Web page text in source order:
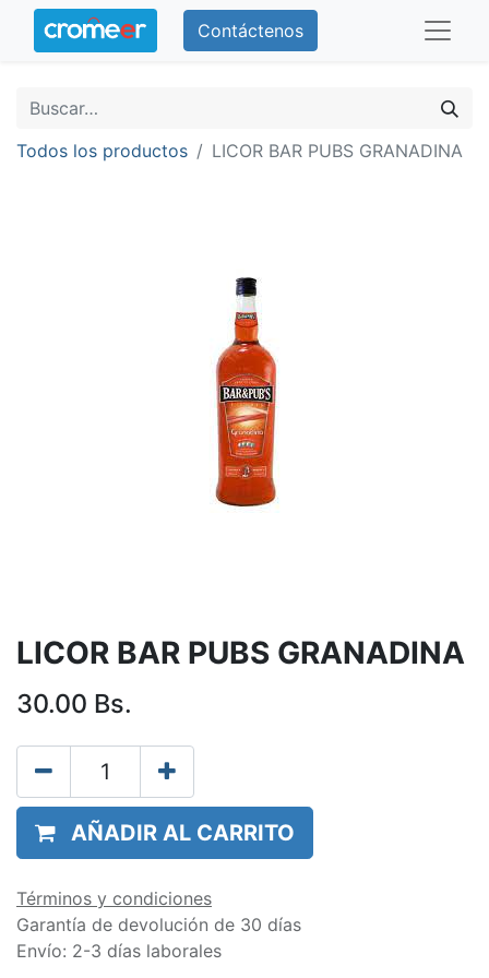
Contáctenos
Todos los productos LICOR BAR PUBS GRANADINA
LICOR BAR PUBS GRANADINA
30.00 Bs.
AÑADIR AL CARRITO
Términos y condiciones
Garantía de devolución de 30 días
Envío: 2-3 días laborales